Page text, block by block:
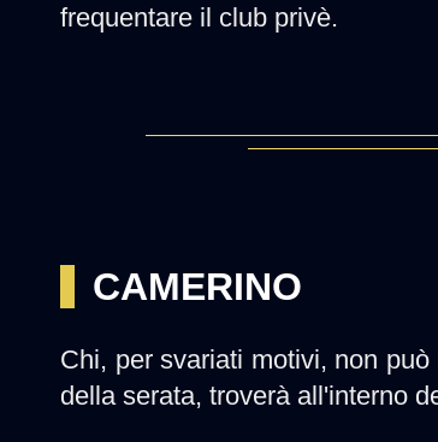
frequentare il club privè.
CAMERINO
Chi, per svariati motivi, non
della serata, troverà all'interno